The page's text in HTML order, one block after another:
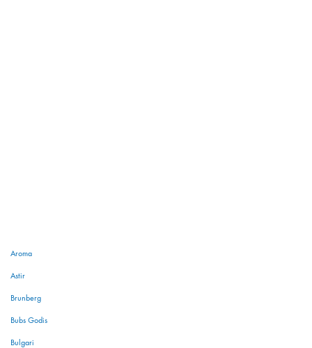
Aroma
Astir
Brunberg
Bubs Godis
Bulgari